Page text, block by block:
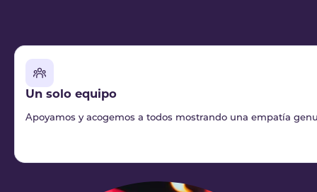
Un solo equipo
Apoyamos y acogemos a todos mostrando una empatía